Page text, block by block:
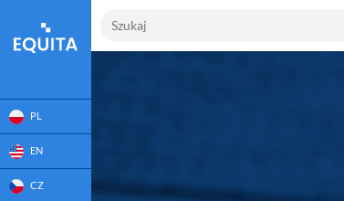
PL
EN
CZ